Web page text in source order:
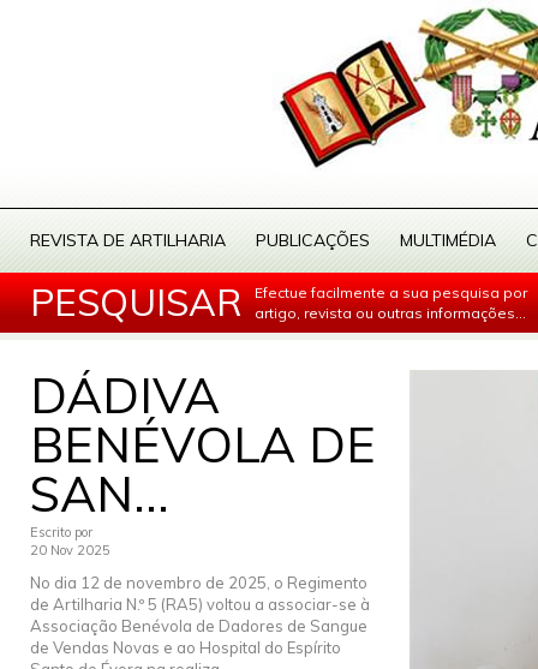
REVISTA DE ARTILHARIA PUBLICAÇÕES MULTIMÉDIA
PESQUISAR
Efectue facilmente a sua pesquisa por
artigo, revista ou outras informações...
DÁDIVA
BENÉVOLA DE
SAN...
Escrito por
20 Nov 2025
No dia 12 de novembro de 2025, o Regimento
de Artilharia N.º 5 (RA5) voltou a associar-se à
Associação Benévola de Dadores de Sangue
de Vendas Novas e ao Hospital do Espírito